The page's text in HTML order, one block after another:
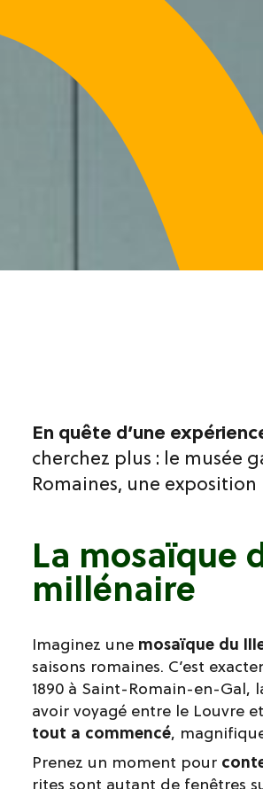
En quête d’une
cherchez plus : le musée
Romaines, une exposition
La mosaïque
millénaire
Imaginez une mosaïque du
saisons romaines. C’est
1890 à Saint-Romain-en-Gal,
avoir voyagé entre le Louvre
tout a commencé,
Prenez un moment pour
rites sont autant de fenêtres